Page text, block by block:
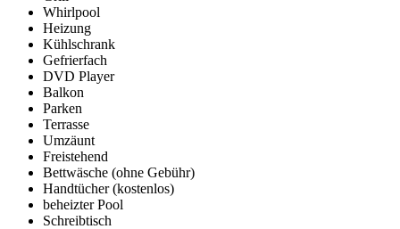
Whirlpool
Heizung
Kühlschrank
Gefrierfach
DVD Player
Balkon
Parken
Terrasse
Umzäunt
Freistehend
Bettwäsche (ohne Gebühr)
Handtücher (kostenlos)
beheizter Pool
Schreibtisch